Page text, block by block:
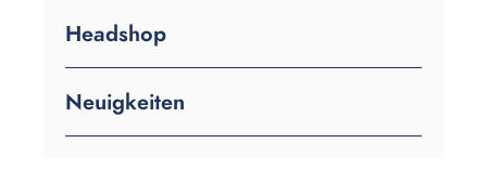
Headshop
Neuigkeiten